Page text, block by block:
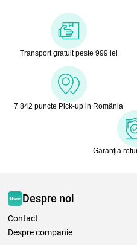
Transport gratuit peste 999 lei
7 842 puncte Pick-up in România
Garanţia
Despre noi
Contact
Despre companie